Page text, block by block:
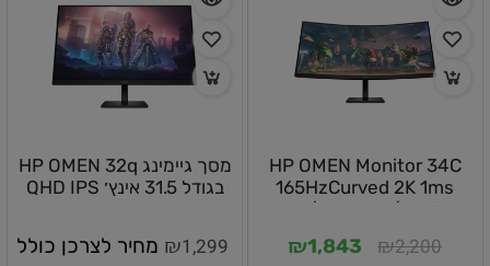
HP OMEN Monitor 34C
165HzCurved 2K 1ms
DP/2X HDMI/Audio
₪2,200
₪1,843
מסך גיימינג HP OMEN 32q
בגודל 31.5 אינץ׳ QHD IPS
₪1,299
מחיר לצרכן כולל